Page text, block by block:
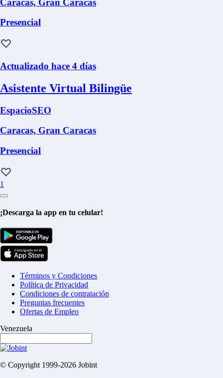
Caracas, Gran Caracas
Presencial
Actualizado hace 4 días
Asistente Virtual Bilingüe
EspacioSEO
Caracas, Gran Caracas
Presencial
1
¡Descarga la app en tu celular!
Términos y Condiciones
Política de Privacidad
Condiciones de contratación
Preguntas frecuentes
Ofertas de Empleo
Venezuela
© Copyright 1999-2026 Jobint